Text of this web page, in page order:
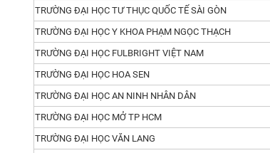
TRƯỜNG ĐẠI HỌC TƯ THỤC QUỐC TẾ SÀI GÒN
TRƯỜNG ĐẠI HỌC Y KHOA PHẠM NGỌC THẠCH
TRƯỜNG ĐẠI HỌC FULBRIGHT VIỆT NAM
TRƯỜNG ĐẠI HỌC HOA SEN
TRƯỜNG ĐẠI HỌC AN NINH NHÂN DÂN
TRƯỜNG ĐẠI HỌC MỞ TP HCM
TRƯỜNG ĐẠI HỌC VĂN LANG